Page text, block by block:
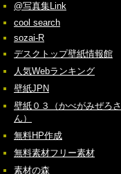
@写真集Link
cool search
sozai-R
デスクトップ壁紙情報館
人気Webランキング
壁紙JPN
壁紙０３（かべがみぜろさ
ん）
無料HP作成
無料素材フリー素材
素材の森